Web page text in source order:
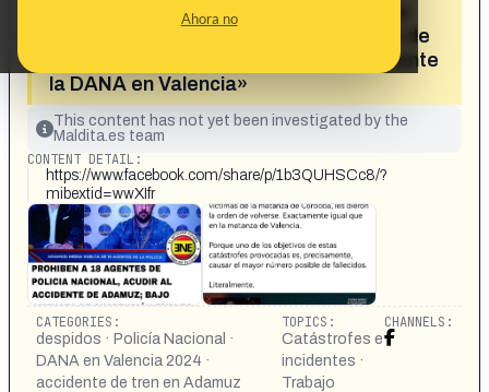
Ahora no
Nacional acudir al accidente de tren de
Adamuz bajo amenaza de suspensión de
empleo y sueldo, como ya ocurrió durante
la DANA en Valencia»
This content has not yet been investigated by the
Maldita.es team
CONTENT DETAIL:
https://www.facebook.com/share/p/1b3QUHSCc8/?
mibextid=wwXIfr
CATEGORIES:
despidos · Policía Nacional ·
DANA en Valencia 2024 ·
accidente de tren en Adamuz
TOPICS:
Catástrofes e
incidentes ·
Trabajo
CHANNELS: